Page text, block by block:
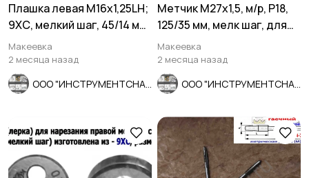
Плашка левая М16х1,25LH;
9ХС, мелкий шаг, 45/14 мм,
ГОСТ 7740-71.
Макеевка
2 месяца назад
Метчик М27х1,5, м/р, Р18,
125/35 мм, мелк шаг, для
скв и гл резьбы, СССР
Макеевка
2 месяца назад